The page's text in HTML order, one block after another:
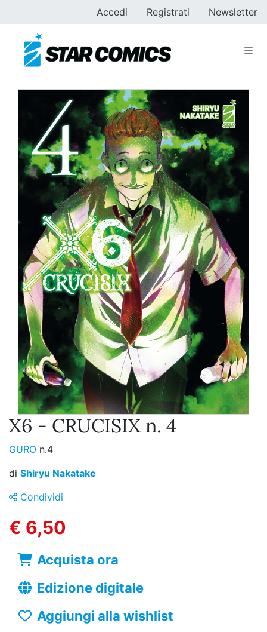
Accedi Registrati Newsletter
X6 - CRUCISIX n. 4
GURO n.4
di Shiryu Nakatake
Condividi
€ 6,50
Acquista ora
Edizione digitale
Aggiungi alla wishlist